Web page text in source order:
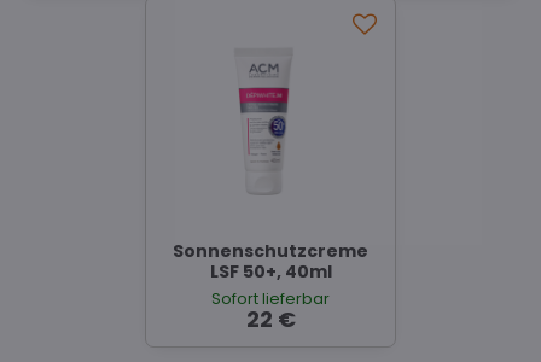
Sonnenschutzcreme
LSF 50+, 40ml
Sofort lieferbar
22 €